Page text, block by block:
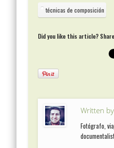
técnicas de composición
Did you like this article?
Written by
Fotógrafo,